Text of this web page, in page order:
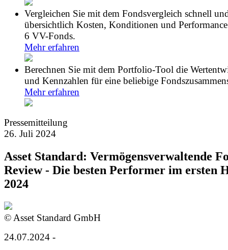
Vergleichen Sie mit dem Fondsvergleich schnell
übersichtlich Kosten, Konditionen und
6 VV-Fonds.
Mehr erfahren
Berechnen Sie mit dem Portfolio-Tool die
und Kennzahlen für eine beliebige
Mehr erfahren
Pressemitteilung
26. Juli 2024
Asset Standard: Vermögensverwaltende
Review - Die besten Performer im ersten
2024
© Asset Standard GmbH
24.07.2024 -